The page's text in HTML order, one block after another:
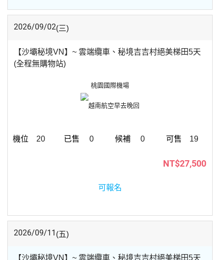
2026/09/02(三)
【沙壩秘境VN】~ 雲端纜車、秘境吉吉村絕美梯田5天
(全程無購物站)
桃園國際機場
越南航空早去晚回
20 0 0 19
NT$27,500
可報名
2026/09/11 (五)
【沙壩秘境VN】~ 雲端纜車、秘境吉吉村絕美梯田5天